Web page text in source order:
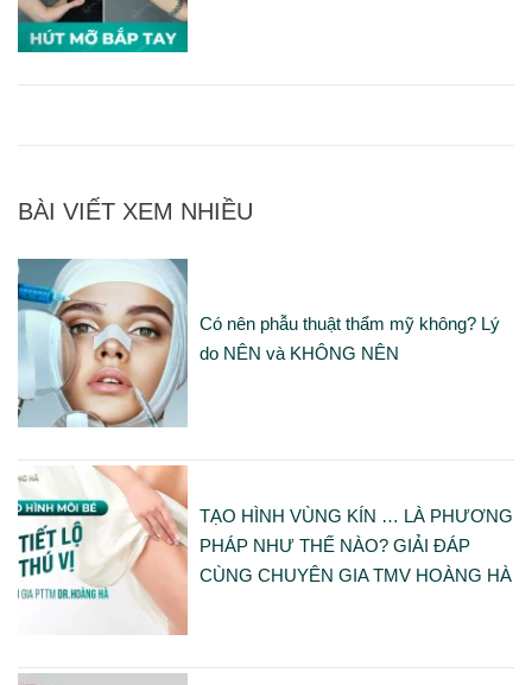
BÀI VIẾT XEM NHIỀU
Có nên phẫu thuật thẩm mỹ không? Lý
do NÊN và KHÔNG NÊN
TẠO HÌNH VÙNG KÍN … LÀ PHƯƠNG
PHÁP NHƯ THẾ NÀO? GIẢI ĐÁP
CÙNG CHUYÊN GIA TMV HOÀNG HÀ